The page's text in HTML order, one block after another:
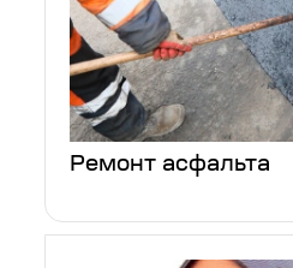
Ремонт асфальта